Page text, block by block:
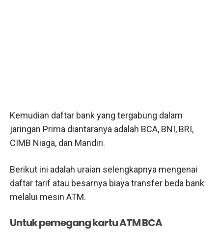
Kemudian daftar bank yang tergabung dalam
jaringan Prima diantaranya adalah BCA, BNI, BRI,
CIMB Niaga, dan Mandiri.
Berikut ini adalah uraian selengkapnya mengenai
daftar tarif atau besarnya biaya transfer beda bank
melalui mesin ATM.
Untuk pemegang kartu ATM BCA